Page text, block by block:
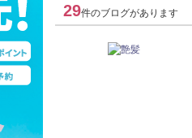
29件のブログがあります